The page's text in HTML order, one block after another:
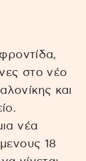
στο νέο
και
νέα
18